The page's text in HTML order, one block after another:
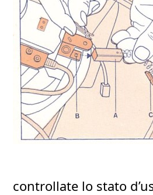
controllate lo stato